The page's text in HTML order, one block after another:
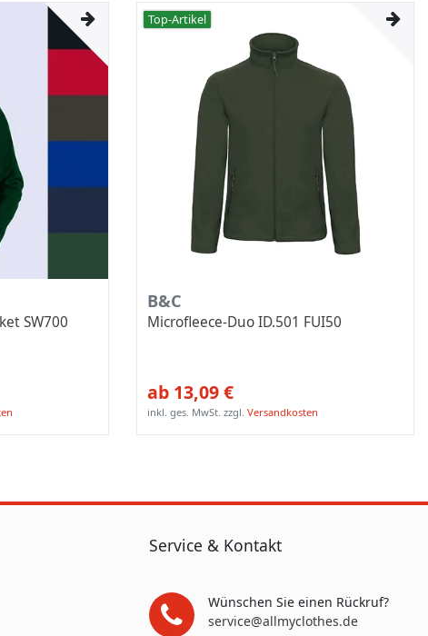
SW700
Top-Artikel
B&C
Microfleece-Duo ID.501 FUI50
ab 13,09 €
inkl. ges. MwSt. zzgl.Versandkosten
Service & Kontakt
Wünschen Sie einen Rückruf?
service@allmyclothes.de